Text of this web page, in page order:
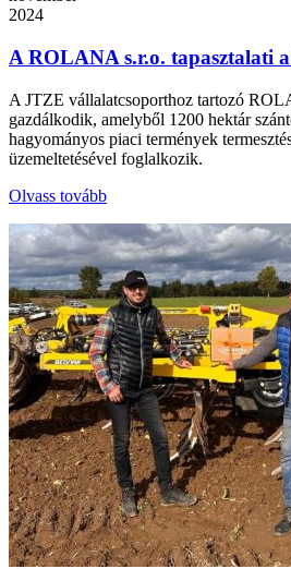
2024
A ROLANA s.r.o.
A JTZE vállalatcsoporthoz tartozó
gazdálkodik, amelyből 1200 hektár
hagyományos piaci termények
üzemeltetésével foglalkozik.
Olvass tovább